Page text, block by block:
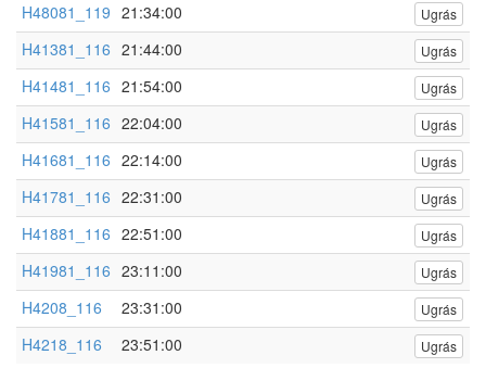
H48081_119 21:34:00 Ugrás
H41381_116 21:44:00 Ugrás
H41481_116 21:54:00 Ugrás
H41581_116 22:04:00 Ugrás
H41681_116 22:14:00 Ugrás
H41781_116 22:31:00 Ugrás
H41881_116 22:51:00 Ugrás
H41981_116 23:11:00 Ugrás
H4208_116 23:31:00 Ugrás
H4218_116 23:51:00 Ugrás